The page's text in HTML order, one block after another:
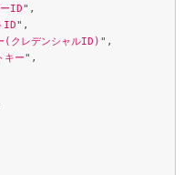
ID",
ID",
(クレデンシャルID) ",
キー",